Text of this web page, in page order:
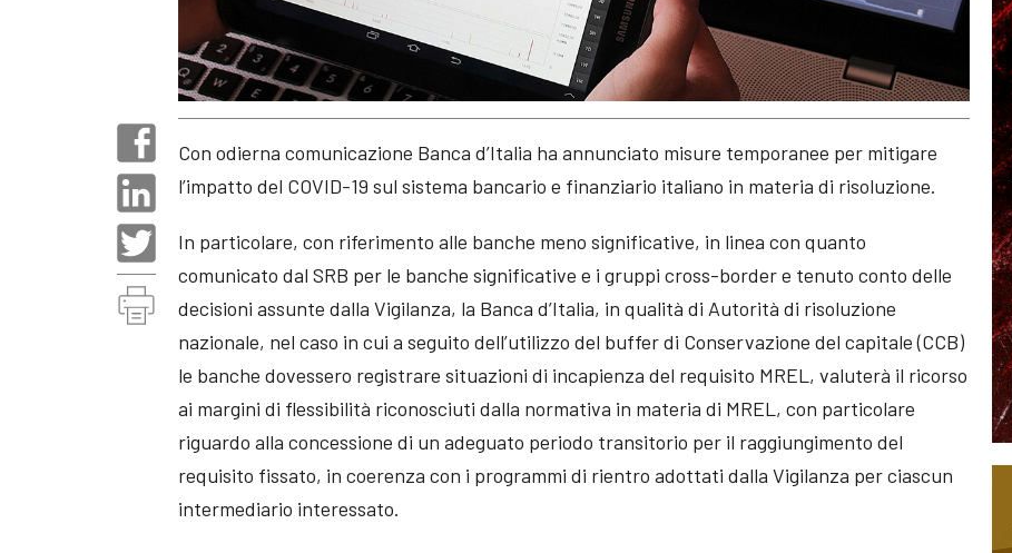
Con odierna comunicazione Banca d’Italia ha annunciato misure temporanee per mitigare
l’impatto del COVID-19 sul sistema bancario e finanziario italiano in materia di risoluzione.
In particolare, con riferimento alle banche meno significative, in linea con quanto
comunicato dal SRB per le banche significative e i gruppi cross-border e tenuto conto delle
decisioni assunte dalla Vigilanza, la Banca d’Italia, in qualità di Autorità di risoluzione
nazionale, nel caso in cui a seguito dell’utilizzo del buffer di Conservazione del capitale (CCB)
le banche dovessero registrare situazioni di incapienza del requisito MREL, valuterà il ricorso
ai margini di flessibilità riconosciuti dalla normativa in materia di MREL, con particolare
riguardo alla concessione di un adeguato periodo transitorio per il raggiungimento del
requisito fissato, in coerenza con i programmi di rientro adottati dalla Vigilanza per ciascun
intermediario interessato.